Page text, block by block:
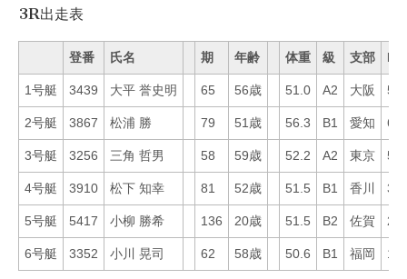
3R出走表
登番 氏名 期 年齢 体重 級 支部 Mo
1号艇 3439 大平 誉史明 65 56歳 51.0 A2 大阪 55
2号艇 3867 松浦 勝 79 51歳 56.3 B1 愛知 6
3号艇 3256 三角 哲男 58 59歳 52.2 A2 東京 50
4号艇 3910 松下 知幸 81 52歳 51.5 B1 香川 36
5号艇 5417 小柳 勝希 136 20歳 51.5 B2 佐賀 21
6号艇 3352 小川 晃司 62 58歳 50.6 B1 福岡 11